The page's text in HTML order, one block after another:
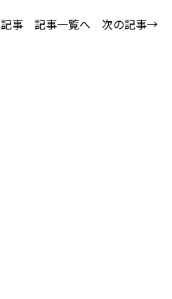
事 記事一覧へ 次の記事→